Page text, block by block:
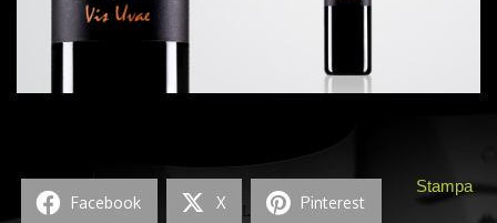
Stampa
Facebook X Pinterest